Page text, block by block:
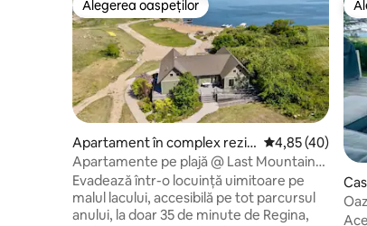
Alegerea oaspeților
Alegerea oaspeților
Apartament în complex rezid
ențial în Regina
Scor mediu de
4,85 (40)
Apartamente pe plajă @ Last Mountain
Lake.
Evadează într-o locuință uimitoare pe
malul lacului, accesibilă pe tot parcursul
anului, la doar 35 de minute de Regina,